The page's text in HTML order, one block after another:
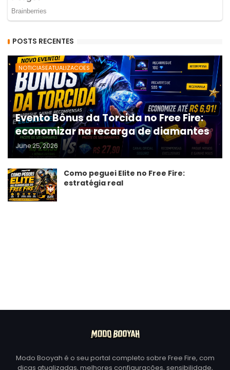
POSTS RECENTES
NOTICIASEATUALIZACOES
Evento Bônus da Torcida no Free Fire:
economizar na recarga de diamantes
June 25, 2026
Como peguei Elite no Free Fire:
estratégia real
Modo Booyah é o seu portal completo sobre Free Fire, com
dicas atualizadas, melhores configurações, sensibilidade,